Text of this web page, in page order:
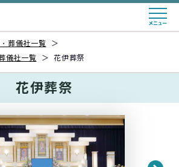
葬儀社一覧
＞
儀社一覧
＞ 花伊葬祭
花伊葬祭